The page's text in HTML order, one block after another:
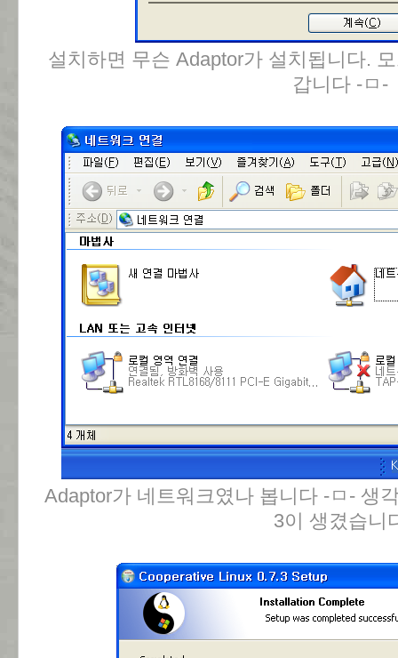
설치하면 무슨 Adaptor가 설치됩니다.
갑니다 -ㅁ-
Adaptor가 네트워크였나 봅니다 -ㅁ- 생
3이 생겼습니